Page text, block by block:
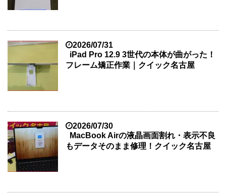
2026/07/31
iPad Pro 12.9 3世代の本体が曲がった！
フレーム矯正作業｜クイック名古屋
2026/07/30
MacBook Airの液晶画面割れ・表示不良
もデータそのまま修理！クイック名古屋